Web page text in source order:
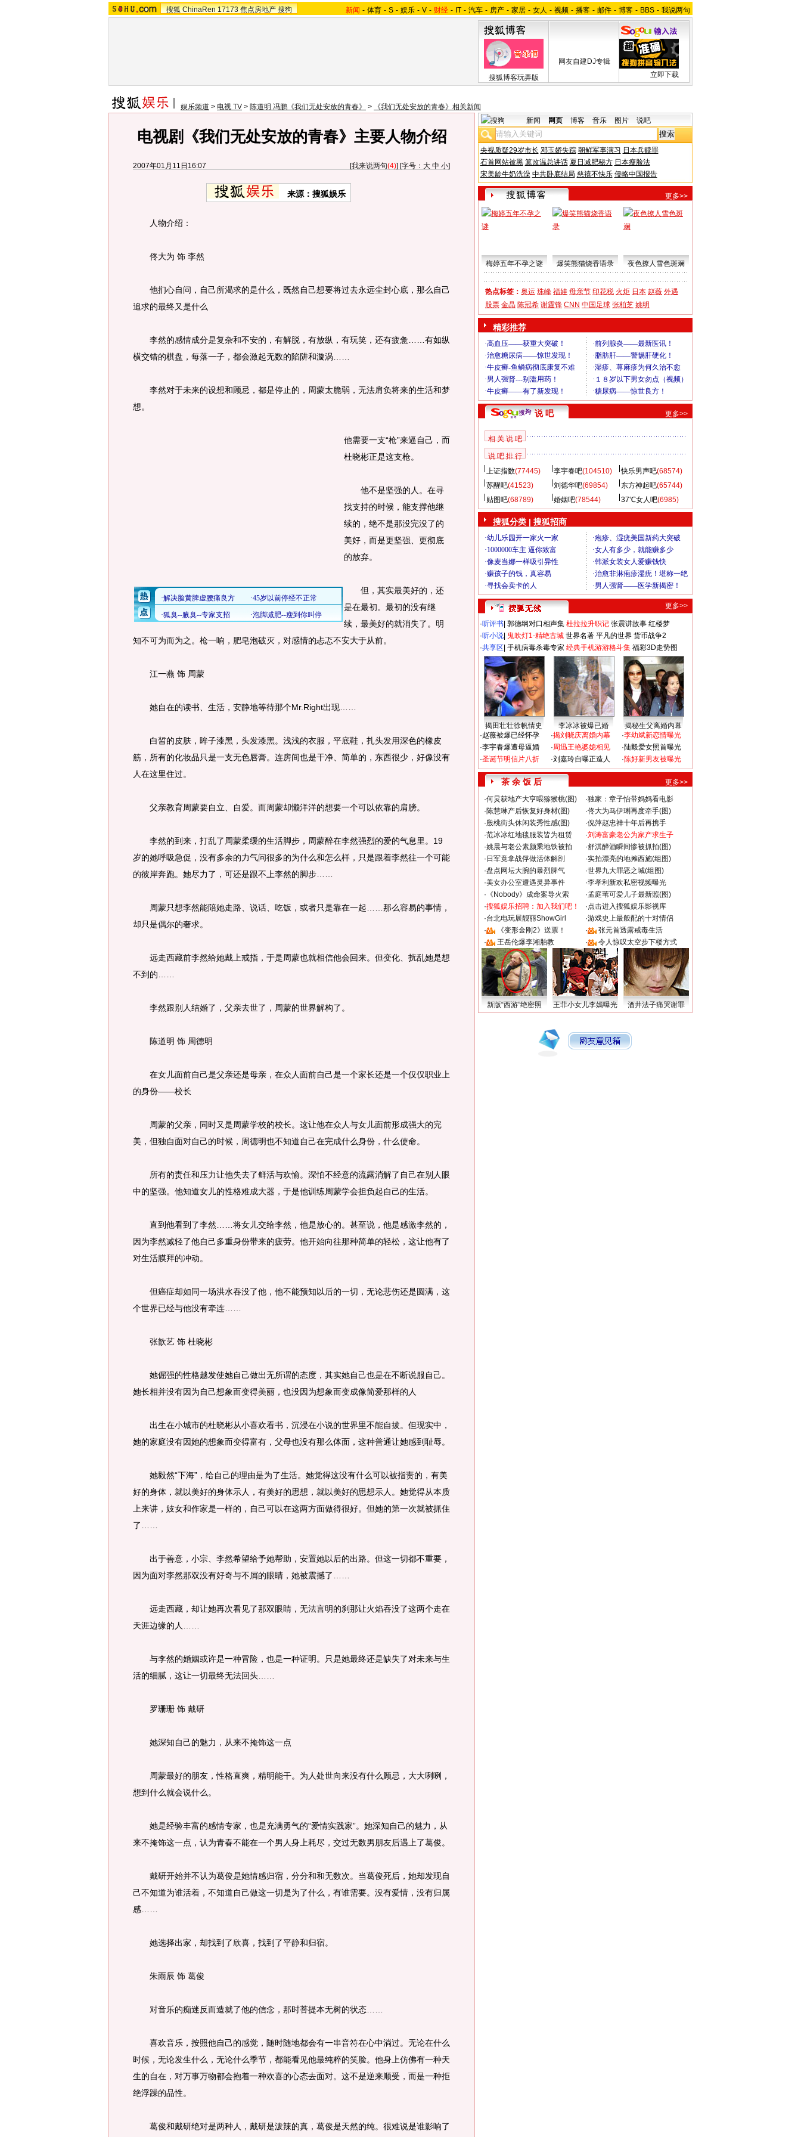
搜狐 ChinaRen 17173 焦点房地产 搜狗 新闻 - 体育 - S - 娱乐 - V - 财经 - IT - 汽车 - 房产 - 家居 - 女人 - 视频 - 播客 - 邮件 - 博客 - BBS - 我说两句
搜狐博客玩弄版
网友自建DJ专辑
立即下载
娱乐频道 > 电视 TV > 陈道明 冯鹏《我们无处安放的青春》 > 《我们无处安放的青春》相关新闻
电视剧《我们无处安放的青春》主要人物介绍
2007年01月11日16:07 [我来说两句(4)] [字号： 大 中 小]
来源：搜狐娱乐
人物介绍：
佟大为 饰 李然
他扪心自问，自己所渴求的是什么，既然自己想要将过去永远尘封心底，那么自己
追求的最终又是什么
李然的感情成分是复杂和不安的，有解脱，有放纵，有玩笑，还有疲惫……有如纵
横交错的棋盘，每落一子，都会激起无数的陷阱和漩涡……
李然对于未来的设想和顾忌，都是停止的，周蒙太脆弱，无法肩负将来的生活和梦
想。
他需要一支“枪”来逼自己，而
杜晓彬正是这支枪。
他不是坚强的人。在寻
找支持的时候，能支撑他继
续的，绝不是那没完没了的
美好，而是更坚强、更彻底
的放弃。
但，其实最美好的，还
是在最初。最初的没有继
续，最美好的就消失了。明
知不可为而为之。枪一响，肥皂泡破灭，对感情的忐忑不安大于从前。
江一燕 饰 周蒙
她自在的读书、生活，安静地等待那个Mr.Right出现……
白皙的皮肤，眸子漆黑，头发漆黑。浅浅的衣服，平底鞋，扎头发用深色的橡皮
筋，所有的化妆品只是一支无色唇膏。连房间也是干净、简单的，东西很少，好像没有
人在这里住过。
父亲教育周蒙要自立、自爱。而周蒙却懒洋洋的想要一个可以依靠的肩膀。
李然的到来，打乱了周蒙柔缓的生活脚步，周蒙醉在李然强烈的爱的气息里。19
岁的她呼吸急促，没有多余的力气问很多的为什么和怎么样，只是跟着李然往一个可能
的彼岸奔跑。她尽力了，可还是跟不上李然的脚步……
周蒙只想李然能陪她走路、说话、吃饭，或者只是靠在一起……那么容易的事情，
却只是偶尔的奢求。
远走西藏前李然给她戴上戒指，于是周蒙也就相信他会回来。但变化、扰乱她是想
不到的……
李然跟别人结婚了，父亲去世了，周蒙的世界解构了。
陈道明 饰 周德明
在女儿面前自己是父亲还是母亲，在众人面前自己是一个家长还是一个仅仅职业上
的身份——校长
周蒙的父亲，同时又是周蒙学校的校长。这让他在众人与女儿面前形成强大的完
美，但独自面对自己的时候，周德明也不知道自己在完成什么身份，什么使命。
所有的责任和压力让他失去了鲜活与欢愉。深怕不经意的流露消解了自己在别人眼
中的坚强。他知道女儿的性格难成大器，于是他训练周蒙学会担负起自己的生活。
直到他看到了李然……将女儿交给李然，他是放心的。甚至说，他是感激李然的，
因为李然减轻了他自己多重身份带来的疲劳。他开始向往那种简单的轻松，这让他有了
对生活膜拜的冲动。
但癌症却如同一场洪水吞没了他，他不能预知以后的一切，无论悲伤还是圆满，这
个世界已经与他没有牵连……
张歆艺 饰 杜晓彬
她倔强的性格越发使她自己做出无所谓的态度，其实她自己也是在不断说服自己。
她长相并没有因为自己想象而变得美丽，也没因为想象而变成像简爱那样的人
出生在小城市的杜晓彬从小喜欢看书，沉浸在小说的世界里不能自拔。但现实中，
她的家庭没有因她的想象而变得富有，父母也没有那么体面，这种普通让她感到耻辱。
她毅然“下海”，给自己的理由是为了生活。她觉得这没有什么可以被指责的，有美
好的身体，就以美好的身体示人，有美好的思想，就以美好的思想示人。她觉得从本质
上来讲，妓女和作家是一样的，自己可以在这两方面做得很好。但她的第一次就被抓住
了……
出于善意，小宗、李然希望给予她帮助，安置她以后的出路。但这一切都不重要，
因为面对李然那双没有好奇与不屑的眼睛，她被震撼了……
远走西藏，却让她再次看见了那双眼睛，无法言明的刹那让火焰吞没了这两个走在
天涯边缘的人……
与李然的婚姻或许是一种冒险，也是一种证明。只是她最终还是缺失了对未来与生
活的细腻，这让一切最终无法回头……
罗珊珊 饰 戴研
她深知自己的魅力，从来不掩饰这一点
周蒙最好的朋友，性格直爽，精明能干。为人处世向来没有什么顾忌，大大咧咧，
想到什么就会说什么。
她是经验丰富的感情专家，也是充满勇气的“爱情实践家”。她深知自己的魅力，从
来不掩饰这一点，认为青春不能在一个男人身上耗尽，交过无数男朋友后遇上了葛俊。
戴研开始并不认为葛俊是她情感归宿，分分和和无数次。当葛俊死后，她却发现自
己不知道为谁活着，不知道自己做这一切是为了什么，有谁需要。没有爱情，没有归属
感……
她选择出家，却找到了欣喜，找到了平静和归宿。
朱雨辰 饰 葛俊
对音乐的痴迷反而造就了他的信念，那时菩提本无树的状态……
喜欢音乐，按照他自己的感觉，随时随地都会有一串音符在心中淌过。无论在什么
时候，无论发生什么，无论什么季节，都能看见他最纯粹的笑脸。他身上仿佛有一种天
生的自在，对万事万物都会抱着一种欢喜的心态去面对。这不是逆来顺受，而是一种拒
绝浮躁的品性。
葛俊和戴研绝对是两种人，戴研是泼辣的真，葛俊是天然的纯。很难说是谁影响了
新闻 网页 博客 音乐 图片 说吧
央视质疑29岁市长 邓玉娇失踪 朝鲜军事演习 日本兵赎罪
石首网站被黑 篡改温总讲话 夏日减肥秘方 日本瘦脸法
宋美龄牛奶洗澡 中共卧底结局 慈禧不快乐 侵略中国报告
更多>>
梅婷五年不孕之谜 爆笑熊猫烧香语录 夜色撩人雪色斑斓
热点标签： 奥运 珠峰 福娃 母亲节 印花税 火炬 日本 赵薇 外遇
股票 金晶 陈冠希 谢霆锋 CNN 中国足球 张柏芝 姚明
精彩推荐
说 吧 更多>>
相 关 说 吧
说 吧 排 行
上证指数(77445) 李宇春吧(104510) 快乐男声吧(68574)
苏醒吧(41523) 刘德华吧(69854) 东方神起吧(65744)
贴图吧(68789) 婚姻吧(78544) 37℃女人吧(6985)
搜狐分类 | 搜狐招商
更多>>
·听评书 郭德纲对口相声集 杜拉拉升职记 张震讲故事 红楼梦
·听小说 鬼吹灯1-精绝古城 世界名著 平凡的世界 货币战争2
·共享区 手机病毒杀毒专家 经典手机游游格斗集 福彩3D走势图
揭田壮壮徐帆情史 李冰冰被爆已婚
揭秘生父离婚内幕
·赵薇被爆已经怀孕
·李宇春爆遭母逼婚
·圣诞节明信片八折
·揭刘晓庆离婚内幕
·周迅王艳婆媳相见
·刘嘉玲自曝正造人
·李幼斌新恋情曝光
·陆毅爱女照首曝光
·陈好新男友被曝光
茶 余 饭 后
更多>>
·何炅获地产大亨喂猕猴桃(图) ·独家：章子怡带妈妈看电影
·陈慧琳产后恢复好身材(图) ·佟大为马伊琍再度牵手(图)
·殷桃街头休闲装秀性感(图) ·倪萍赵忠祥十年后再携手
·范冰冰红地毯服装皆为租赁 ·刘涛富豪老公为家产求生子
·姚晨与老公素颜乘地铁被拍 ·舒淇醉酒瞬间惨被抓拍(图)
· 日军竟拿战俘做活体解剖 ·实拍漂亮的地摊西施(组图)
·盘点网坛大腕的暴烈脾气 ·世界九大罪恶之城(组图)
·美女办公室遭遇灵异事件 ·李孝利新欢私密视频曝光
· 《Nobody》成命案导火索 ·孟庭苇可爱儿子最新照(图)
·搜狐娱乐招聘：加入我们吧！ ·点击进入搜狐娱乐影视库
·台北电玩展靓丽ShowGirl ·游戏史上最般配的十对情侣
·
《变形金刚2》送票！ ·
张元首透露戒毒生活
·
王岳伦爆李湘胎教 · 令人惊叹太空步下楼方式
新版“西游”绝密照 王菲小女儿李嫣曝光 酒井法子痛哭谢罪